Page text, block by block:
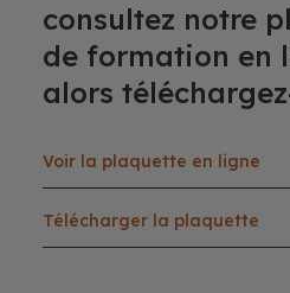
consultez notre
de formation en
alors
Voir la plaquette en ligne
Télécharger la plaquette